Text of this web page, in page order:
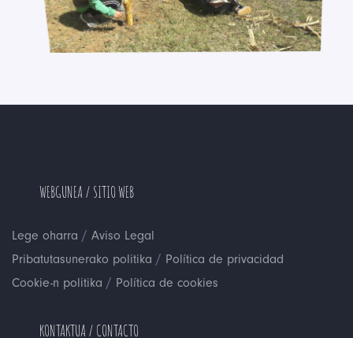
WEBGUNEA / SITIO WEB
Lege oharra / Aviso Legal
Pribatutasunerako politika / Política de privacidad
Cookie-n politika / Política de cookies
KONTAKTUA / CONTACTO